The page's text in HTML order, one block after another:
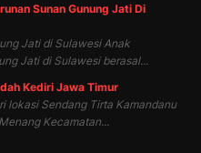
Sunan Gunung Jati Di
Jati di Sulawesi Anak
Jati di Sulawesi berasal...
Kediri Jawa Timur
lokasi Sendang Tirta Kamandanu
Kecamatan...